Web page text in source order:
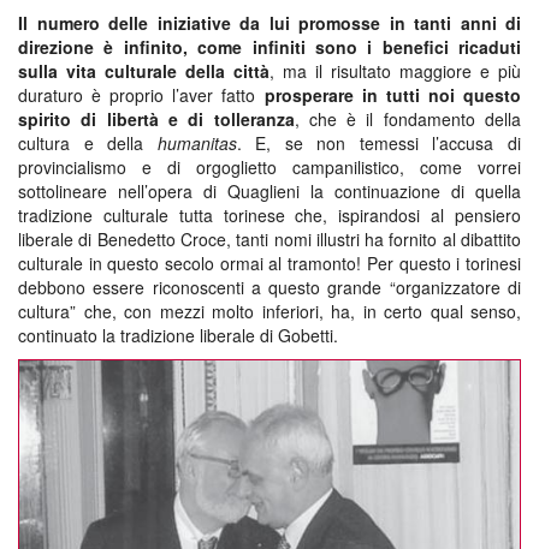
Il numero delle iniziative da lui promosse in tanti anni di
direzione è infinito, come infiniti sono i benefici ricaduti
sulla vita culturale della città, ma il risultato maggiore e più
duraturo è proprio l’aver fatto prosperare in tutti noi questo
spirito di libertà e di tolleranza, che è il fondamento della
cultura e della humanitas. E, se non temessi l’accusa di
provincialismo e di orgoglietto campanilistico, come vorrei
sottolineare nell’opera di Quaglieni la continuazione di quella
tradizione culturale tutta torinese che, ispirandosi al pensiero
liberale di Benedetto Croce, tanti nomi illustri ha fornito al dibattito
culturale in questo secolo ormai al tramonto! Per questo i torinesi
debbono essere riconoscenti a questo grande “organizzatore di
cultura” che, con mezzi molto inferiori, ha, in certo qual senso,
continuato la tradizione liberale di Gobetti.